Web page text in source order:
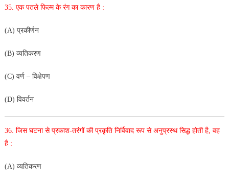
35. एक पतले फिल्म के रंग का कारण है :
(A) प्रकीर्णन
(B) व्यतिकरण
(C) वर्ण – विक्षेपण
(D) विवर्तन
36. जिस घटना से प्रकाश-तरंगों की प्रकृति निर्विवाद रूप से अनुप्रस्थ सिद्ध होती है, वह
है :
(A) व्यतिकरण